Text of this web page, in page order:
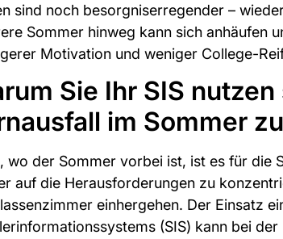
sind noch besorgniserregender –
Sommer hinweg kann sich anhäufen
Motivation und weniger College-
Sie Ihr SIS
im Sommer
wo der Sommer vorbei ist, ist es für die
auf die Herausforderungen zu
einhergehen. Der Einsatz
(SIS) kann bei